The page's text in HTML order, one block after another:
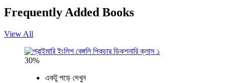
Frequently Added Books
View All
30%
একটু পড়ে দেখুন